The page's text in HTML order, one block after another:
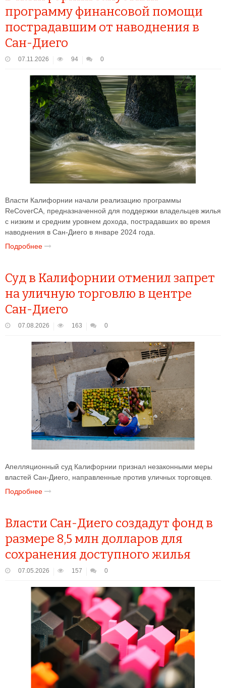
программу финансовой помощи
пострадавшим от наводнения в
Сан-Диего
07.11.2026 94 0
Власти Калифорнии начали реализацию программы
ReCoverCA, предназначенной для поддержки владельцев жилья
с низким и средним уровнем дохода, пострадавших во время
наводнения в Сан-Диего в январе 2024 года.
Подробнее
Суд в Калифорнии отменил запрет
на уличную торговлю в центре
Сан-Диего
07.08.2026 163 0
Апелляционный суд Калифорнии признал незаконными меры
властей Сан-Диего, направленные против уличных торговцев.
Подробнее
Власти Сан-Диего создадут фонд в
размере 8,5 млн долларов для
сохранения доступного жилья
07.05.2026 157 0